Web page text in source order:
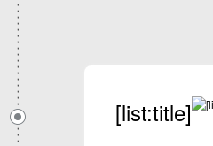
[list:title]